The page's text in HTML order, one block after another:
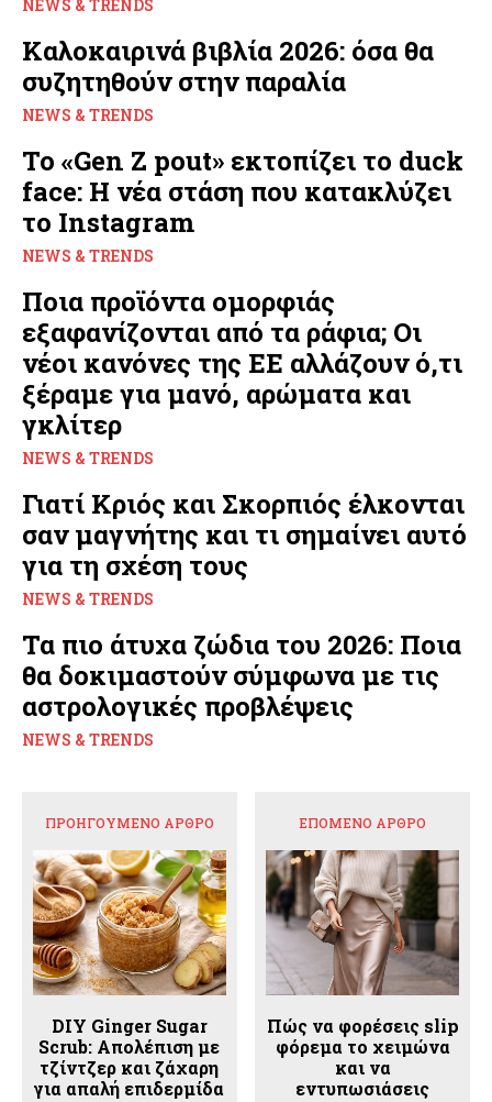
NEWS & TRENDS
Καλοκαιρινά βιβλία 2026: όσα θα
συζητηθούν στην παραλία
NEWS & TRENDS
Το «Gen Z pout» εκτοπίζει το duck
face: Η νέα στάση που κατακλύζει
το Instagram
NEWS & TRENDS
Ποια προϊόντα ομορφιάς
εξαφανίζονται από τα ράφια; Οι
νέοι κανόνες της ΕΕ αλλάζουν ό,τι
ξέραμε για μανό, αρώματα και
γκλίτερ
NEWS & TRENDS
Γιατί Κριός και Σκορπιός έλκονται
σαν μαγνήτης και τι σημαίνει αυτό
για τη σχέση τους
NEWS & TRENDS
Τα πιο άτυχα ζώδια του 2026: Ποια
θα δοκιμαστούν σύμφωνα με τις
αστρολογικές προβλέψεις
NEWS & TRENDS
ΠΡΟΗΓΟΎΜΕΝΟ ΆΡΘΡΟ
DIY Ginger Sugar
Scrub: Απολέπιση με
τζίντζερ και ζάχαρη
για απαλή επιδερμίδα
ΕΠΌΜΕΝΟ ΆΡΘΡΟ
Πώς να φορέσεις slip
φόρεμα το χειμώνα
και να
εντυπωσιάσεις